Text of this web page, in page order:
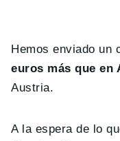
Hemos enviado un
euros más que en
Austria.
A la espera de lo